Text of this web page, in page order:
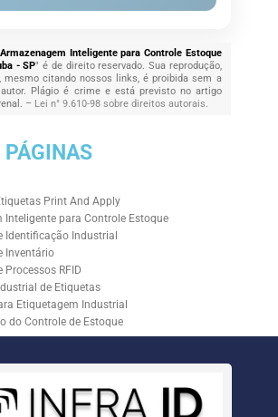
Armazenagem Inteligente para Controle Estoque
- SP" é de direito reservado. Sua reprodução,
mesmo citando nossos links, é proibida sem a
Plágio é crime e está previsto no artigo
– Lei n° 9.610-98 sobre direitos autorais.
PÁGINAS
Print And Apply
Inteligente para Controle Estoque
Identificação Industrial
Inventário
RFID
de Etiquetas
Etiquetagem Industrial
do Controle de Estoque
com RFID
para Processos Logísticos
Industrial